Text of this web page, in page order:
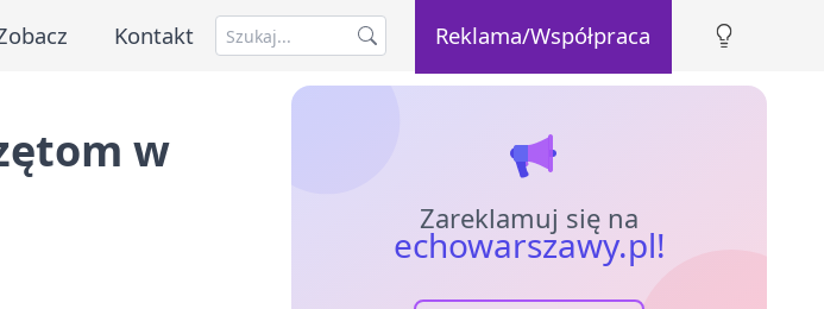
Kontakt Reklama/Współpraca
w
Zareklamuj się na
echowarszawy.pl!